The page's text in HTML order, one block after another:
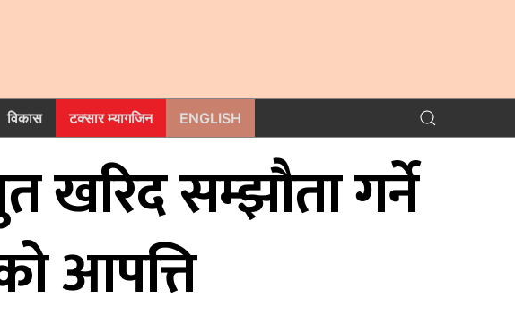
विकास टक्सार म्यागजिन ENGLISH
खरिद सम्झौता गर्ने
आपत्ति